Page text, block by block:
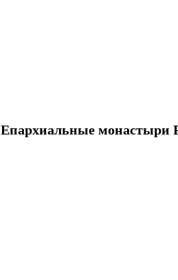
Епархиальные монастыри